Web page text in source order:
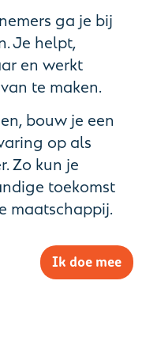
ga je bij
Je helpt,
en werkt
te maken.
bouw je een
op als
Zo kun je
toekomst
maatschappij.
Ik doe mee